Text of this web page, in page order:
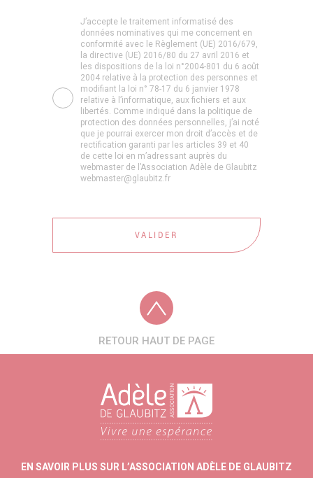
J’accepte le traitement informatisé des
données nominatives qui me concernent en
conformité avec le Règlement (UE) 2016/679,
la directive (UE) 2016/80 du 27 avril 2016 et
les dispositions de la loi n°2004-801 du 6 août
2004 relative à la protection des personnes et
modifiant la loi n° 78-17 du 6 janvier 1978
relative à l’informatique, aux fichiers et aux
libertés. Comme indiqué dans la politique de
protection des données personnelles, j’ai noté
que je pourrai exercer mon droit d’accès et de
rectification garanti par les articles 39 et 40
de cette loi en m’adressant auprès du
webmaster de l’Association Adèle de Glaubitz
webmaster@glaubitz.fr
RETOUR HAUT DE PAGE
EN SAVOIR PLUS SUR L’ASSOCIATION ADÈLE DE GLAUBITZ